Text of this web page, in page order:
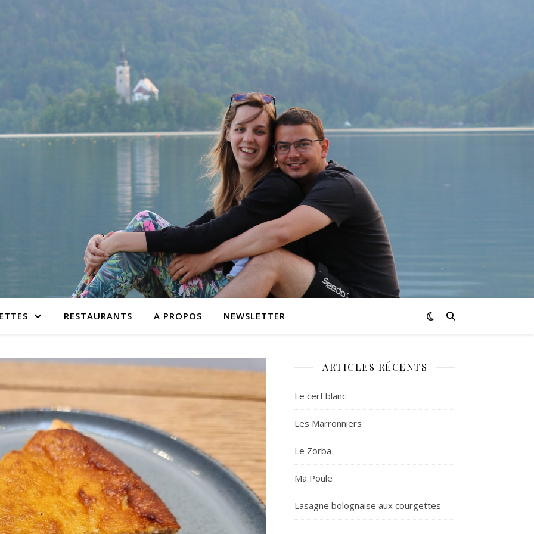
RESTAURANTS A PROPOS NEWSLETTER
ARTICLES RÉCENTS
Le cerf blanc
Les Marronniers
Le Zorba
Ma Poule
Lasagne bolognaise aux courgettes